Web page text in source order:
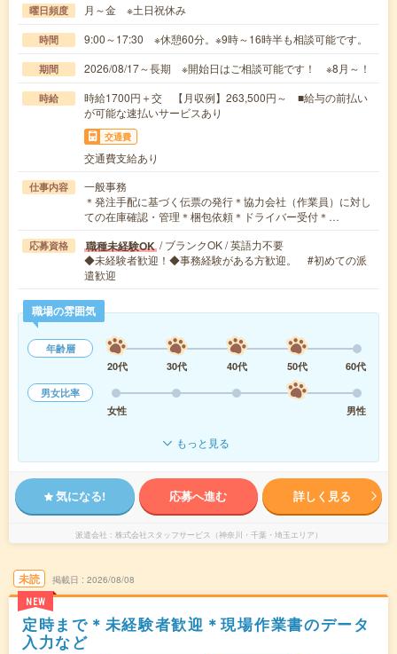
曜日頻度 月～金 ※土日祝休み
時間 9:00～17:30 ※休憩60分。※9時～16時半も相談可能です。
期間 2026/08/17～長期 ※開始日はご相談可能です！ ※8月～！
時給
時給1700円＋交 【月収例】263,500円～ ■給与の前払い
が可能な速払いサービスあり
交通費
交通費支給あり
仕事内容
一般事務
＊発注手配に基づく伝票の発行＊協力会社（作業員）に対し
ての在庫確認・管理＊梱包依頼＊ドライバー受付＊…
応募資格 職種未経験OK / ブランクOK / 英語力不要
◆未経験者歓迎！◆事務経験がある方歓迎。 #初めての派
遣歓迎
職場の雰囲気
年齢層
20代
30代 40代 50代
60代
男女比率
女性
男性
もっと見る
気になる! 応募へ進む 詳しく見る
派遣会社 株式会社スタッフサービス（神奈川・千葉・埼玉エリア）
未読
NEW
掲載日 2026/08/08
定時まで＊未経験者歓迎＊現場作業書のデータ
入力など